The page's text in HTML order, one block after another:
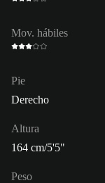
Mov. hábiles
Pie
Derecho
Altura
164 cm/5'5"
Peso